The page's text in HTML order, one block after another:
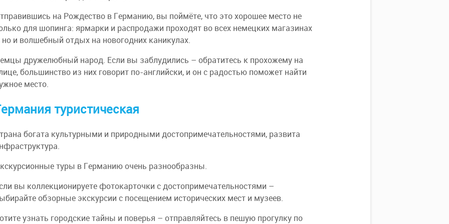
на Рождество в Германию, вы поймёте, что это хорошее место не
для шопинга: ярмарки и распродажи проходят во всех немецких магазинах
и волшебный отдых на новогодних каникулах.
дружелюбный народ. Если вы заблудились – обратитесь к прохожему на
большинство из них говорит по-английски, и он с радостью поможет найти
место.
туристическая
богата культурными и природными достопримечательностями, развита
туры в Германию очень разнообразны.
вы коллекционируете фотокарточки с достопримечательностями –
обзорные экскурсии с посещением исторических мест и музеев.
узнать городские тайны и поверья – отправляйтесь в пешую прогулку по